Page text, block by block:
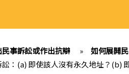
事訴訟或作出抗辯 » 如何展開
：(a) 即使該人沒有永久地址？(b)